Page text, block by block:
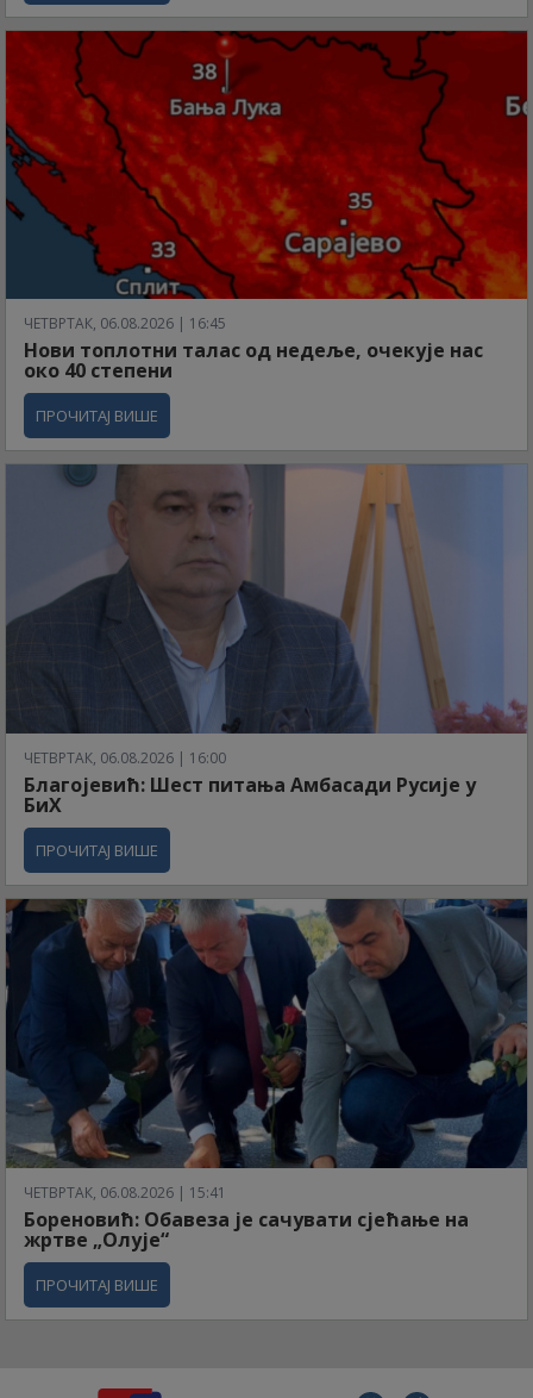
ЧЕТВРТАК, 06.08.2026 | 16:45
Нови топлотни талас од недеље, очекује нас
око 40 степени
ПРОЧИТАЈ ВИШЕ
ЧЕТВРТАК, 06.08.2026 | 16:00
Благојевић: Шест питања Амбасади Русије у
БиХ
ПРОЧИТАЈ ВИШЕ
ЧЕТВРТАК, 06.08.2026 | 15:41
Бореновић: Обавеза је сачувати сјећање на
жртве „Олује“
ПРОЧИТАЈ ВИШЕ